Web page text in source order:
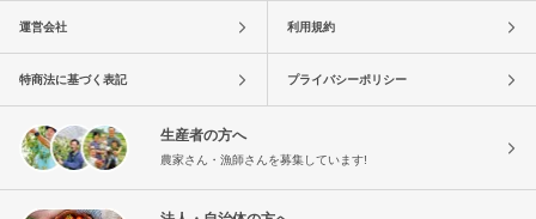
運営会社 利用規約
特商法に基づく表記 プライバシーポリシー
生産者の方へ
農家さん・漁師さんを募集しています!